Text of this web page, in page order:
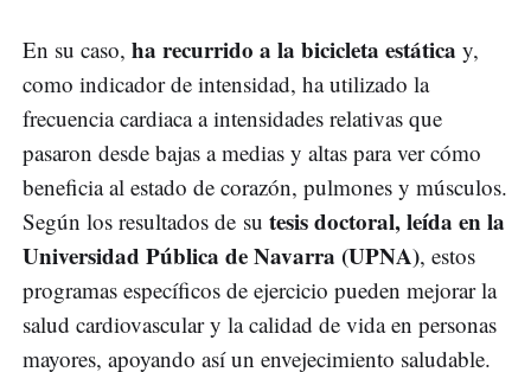
En su caso, ha recurrido a la bicicleta estática y,
como indicador de intensidad, ha utilizado la
frecuencia cardiaca a intensidades relativas que
pasaron desde bajas a medias y altas para ver cómo
beneficia al estado de corazón, pulmones y músculos.
Según los resultados de su tesis doctoral, leída en la
Universidad Pública de Navarra (UPNA), estos
programas específicos de ejercicio pueden mejorar la
salud cardiovascular y la calidad de vida en personas
mayores, apoyando así un envejecimiento saludable.